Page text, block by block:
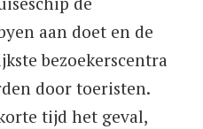
aan doet en de
bezoekerscentra
door toeristen.
tijd het geval,